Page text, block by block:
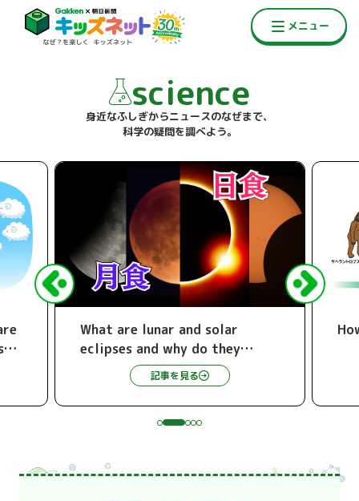
science
身近なふしぎからニュースのなぜまで、
科学の疑問を調べよう。
What are lunar and solar
eclipses and why do they
occur? Explaining the
differences in their
mechanisms
記事を見る